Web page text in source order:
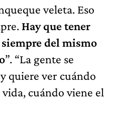
veleta. Eso
Hay que tener
del mismo
”. “La gente se
quiere ver cuándo
cuándo viene el